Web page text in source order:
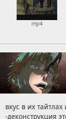
mp4
вкус в их
-деконструкция